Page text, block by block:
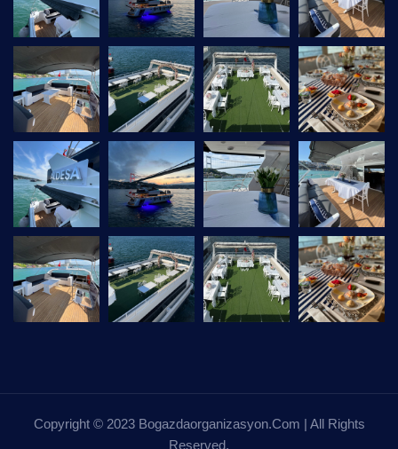
Copyright © 2023 Bogazdaorganizasyon.com | All Rights
Reserved.